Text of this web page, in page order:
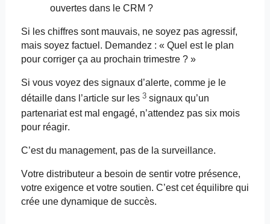
ouvertes dans le CRM ?
Si les chiffres sont mauvais, ne soyez pas agressif,
mais soyez factuel. Demandez : « Quel est le plan
pour corriger ça au prochain trimestre ? »
Si vous voyez des signaux d’alerte, comme je le
détaille dans l’article sur les 3signaux qu’un
partenariat est mal engagé, n’attendez pas six mois
pour réagir.
C’est du management, pas de la surveillance.
Votre distributeur a besoin de sentir votre présence,
votre exigence et votre soutien. C’est cet équilibre qui
crée une dynamique de succès.